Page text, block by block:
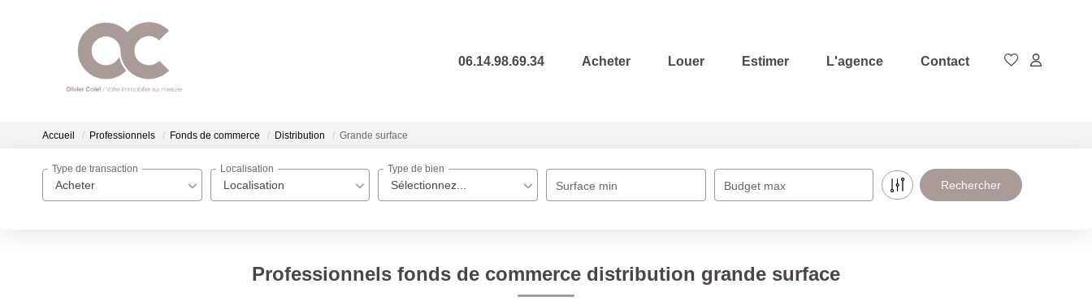
06.14.98.69.34 Acheter Louer Estimer L'agence Contact
Accueil Professionnels Fonds de commerce Distribution Grande surface
Acheter
Type de transaction
Localisation
Localisation
Sélectionnez...
Type de bien
Surface min Budget max
Professionnels fonds de commerce distribution grande surface